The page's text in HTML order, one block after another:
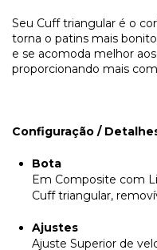
Seu Cuff triangular é o
torna o patins mais
e se acomoda melhor
proporcionando mais
Configuração /
Bota
Em Composite com
Cuff triangular,
Ajustes
Ajuste Superior de